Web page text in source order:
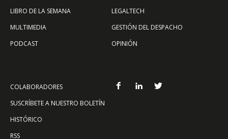
LIBRO DE LA SEMANA
MULTIMEDIA
PODCAST
LEGALTECH
GESTIÓN DEL DESPACHO
OPINIÓN
COLABORADORES
SUSCRÍBETE A NUESTRO BOLETÍN
HISTÓRICO
RSS